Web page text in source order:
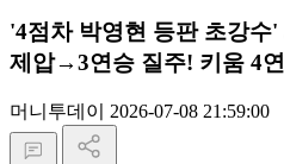
'4점차 박영현 등판 초강수
제압→3연승 질주! 키움 4
머니투데이 2026-07-08 21:59:00